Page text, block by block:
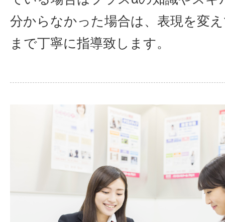
分からなかった場合は、表現を変
まで丁寧に指導致します。